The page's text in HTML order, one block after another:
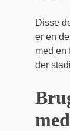
Disse
er en
med en
der